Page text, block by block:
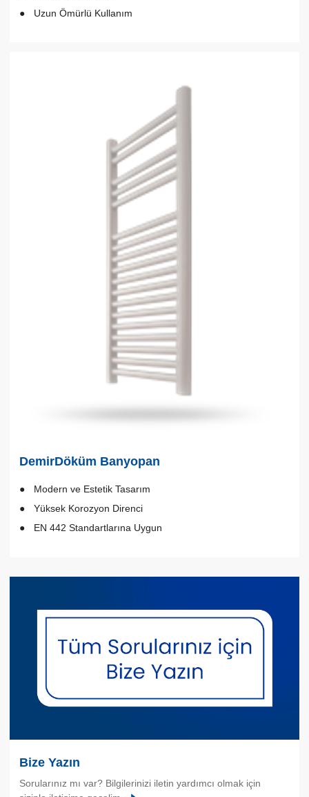
Uzun Ömürlü Kullanım
DemirDöküm Banyopan
Modern ve Estetik Tasarım
Yüksek Korozyon Direnci
EN 442 Standartlarına Uygun
Bize Yazın
Sorularınız mı var? Bilgilerinizi iletin yardımcı olmak için